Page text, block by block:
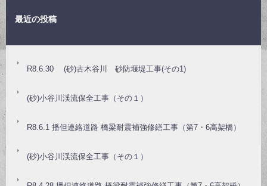
最近の投稿
R8.6.30 (砂)古木谷川 砂防堰堤工事(その1)
(砂)小谷川渓流保全工事（その１）
R8.6.1 播但連絡道路 橋梁耐震補強修繕工事（第7・6高架橋）
(砂)小谷川渓流保全工事（その１）